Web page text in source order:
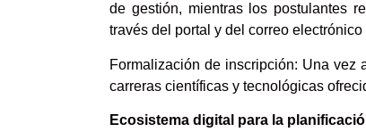
de gestión, mientras los postulantes
través del portal y del correo
Formalización de inscripción: Una vez
carreras científicas y tecnológicas
Ecosistema digital para la